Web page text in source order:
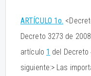
ARTÍCULO 1o.
Decreto 3273 de
artículo 1 del
siguiente:> Las